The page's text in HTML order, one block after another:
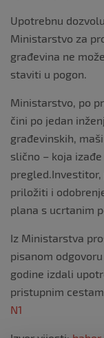
Upotrebnu
Ministarstvo za
građevina ne
staviti u pogon.
Ministarstvo, po
čini po jedan
građevinskih,
slično – koja
priložiti i
plana s ucrtanim
Iz Ministarstva
pisanom
godine izdali
pristupnim
N1